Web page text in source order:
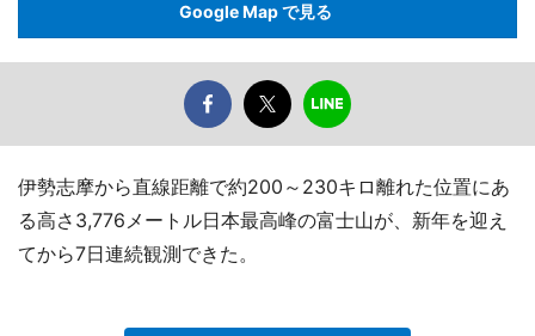
Google Map で見る
伊勢志摩から直線距離で約200～230キロ離れた位置にあ
る高さ3,776メートル日本最高峰の富士山が、新年を迎え
てから7日連続観測できた。